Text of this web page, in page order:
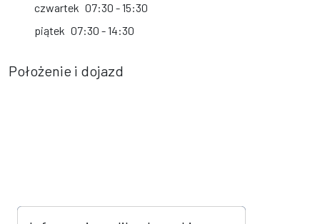
czwartek 07:30 - 15:30
piątek 07:30 - 14:30
Położenie i dojazd